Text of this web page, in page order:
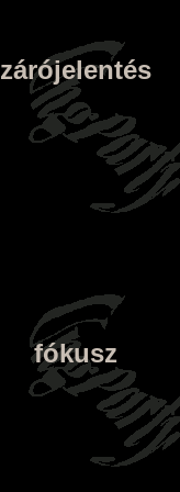
zárójelentés
fókusz